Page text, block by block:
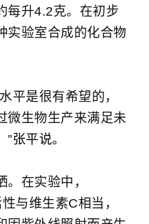
每升4.2克。在初步
实验室合成的化合物
平是很有希望的，
微生物生产来满足未
”张平说。
在实验中，
与维生素C相当，